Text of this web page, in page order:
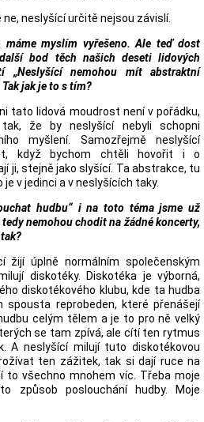
ne, neslyšící určitě nejsou závislí.
máme myslím vyřešeno. Ale teď dost
bod těch našich deseti lidových
„Neslyšící nemohou mít abstraktní
jak je to s tím?
tato lidová moudrost není v pořádku,
že by neslyšící nebyli schopni
myšlení. Samozřejmě neslyšící
když bychom chtěli hovořit i o
ji, stejně jako slyšící. Ta abstrakce, tu
v jedinci a v neslyšících taky.
hudbu“ i na toto téma jsme už
nemohou chodit na žádné koncerty,
žijí úplně normálním společenským
diskotéky. Diskotéka je výborná,
diskotékového klubu, kde ta hudba
reprobeden, které přenášejí
celým tělem a je to pro ně velký
se tam zpívá, ale cítí ten rytmus
A neslyšící milují tuto diskotékovou
ten zážitek, tak si dají ruce na
to všechno mnohem víc. Třeba moje
způsob poslouchání hudby. Moje